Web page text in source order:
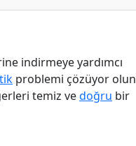
indirmeye yardımcı
problemi çözüyor olun
temiz vedoğru bir